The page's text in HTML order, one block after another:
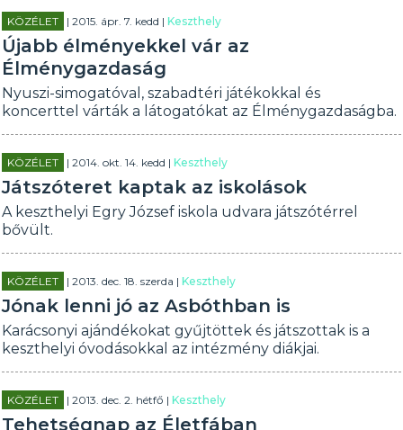
KÖZÉLET | 2015. ápr. 7. kedd |Keszthely
Újabb élményekkel vár az
Élménygazdaság
Nyuszi-simogatóval, szabadtéri játékokkal és
koncerttel várták a látogatókat az Élménygazdaságba.
KÖZÉLET | 2014. okt. 14. kedd |Keszthely
Játszóteret kaptak az iskolások
A keszthelyi Egry József iskola udvara játszótérrel
bővült.
KÖZÉLET | 2013. dec. 18. szerda |Keszthely
Jónak lenni jó az Asbóthban is
Karácsonyi ajándékokat gyűjtöttek és játszottak is a
keszthelyi óvodásokkal az intézmény diákjai.
KÖZÉLET | 2013. dec. 2. hétfő |Keszthely
Tehetségnap az Életfában